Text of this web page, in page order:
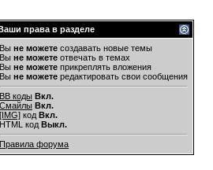
права в разделе
Вы не можете создавать новые темы
Вы не можете отвечать в темах
Вы не можете прикреплять вложения
Вы не можете редактировать свои сообщения
BB коды Вкл.
Смайлы Вкл.
[IMG] код Вкл.
HTML код Выкл.
Правила форума